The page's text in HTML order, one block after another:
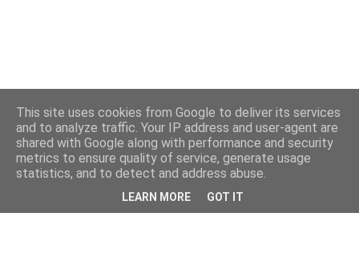
This site uses cookies from Google to deliver its services
and to analyze traffic. Your IP address and user-agent are
shared with Google along with performance and security
metrics to ensure quality of service, generate usage
statistics, and to detect and address abuse.
LEARN MORE GOT IT